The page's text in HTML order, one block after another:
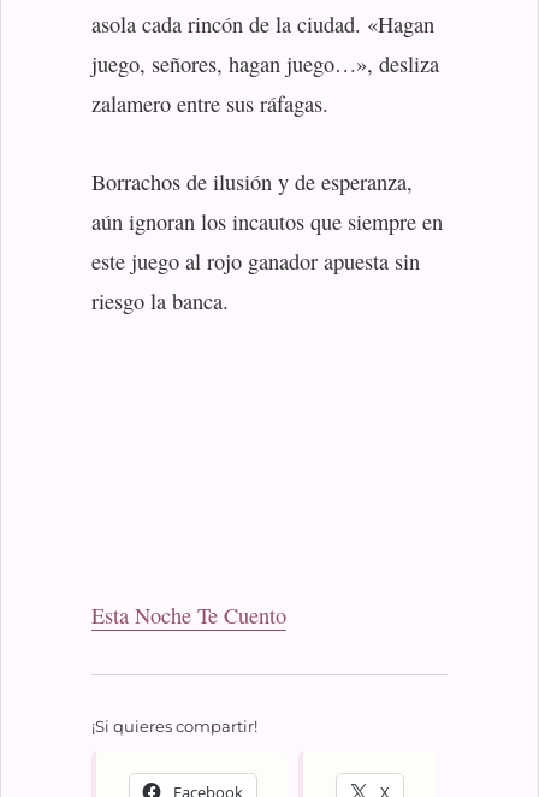
asola cada rincón de la ciudad. «Hagan
juego, señores, hagan juego…», desliza
zalamero entre sus ráfagas.
Borrachos de ilusión y de esperanza,
aún ignoran los incautos que siempre en
este juego al rojo ganador apuesta sin
riesgo la banca.
Esta Noche Te Cuento
¡Si quieres compartir!
Facebook X